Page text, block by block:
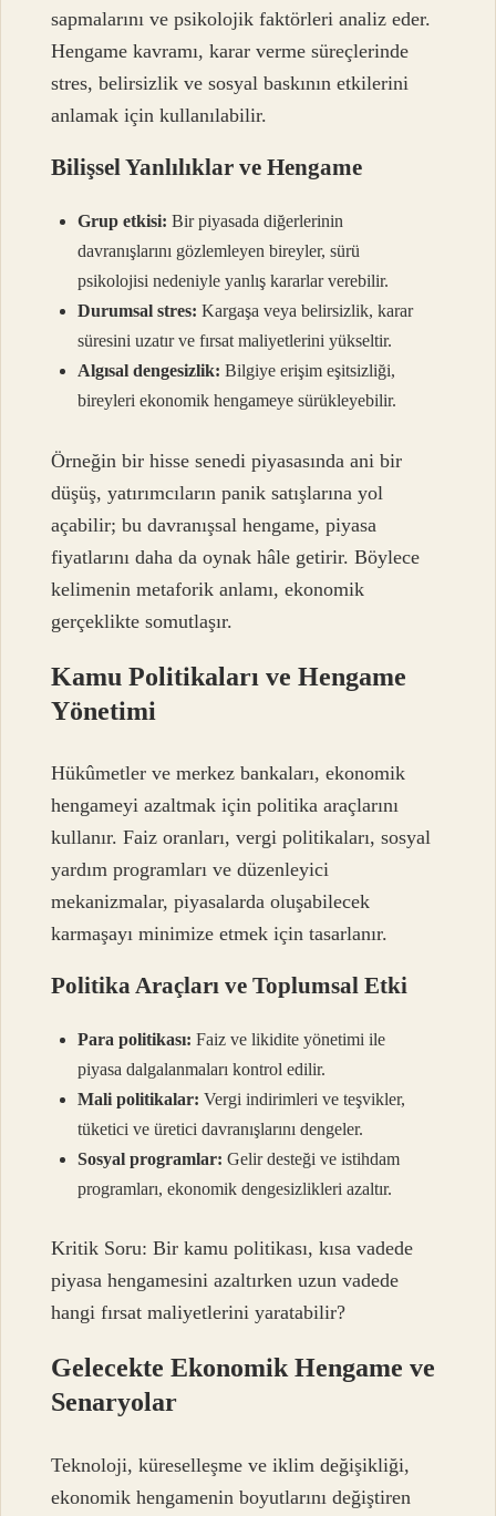
sapmalarını ve psikolojik faktörleri analiz eder.
Hengame kavramı, karar verme süreçlerinde
stres, belirsizlik ve sosyal baskının etkilerini
anlamak için kullanılabilir.
Bilişsel Yanlılıklar ve Hengame
Grup etkisi: Bir piyasada diğerlerinin
davranışlarını gözlemleyen bireyler, sürü
psikolojisi nedeniyle yanlış kararlar verebilir.
Durumsal stres: Kargaşa veya belirsizlik, karar
süresini uzatır ve fırsat maliyetlerini yükseltir.
Algısal dengesizlik: Bilgiye erişim eşitsizliği,
bireyleri ekonomik hengameye sürükleyebilir.
Örneğin bir hisse senedi piyasasında ani bir
düşüş, yatırımcıların panik satışlarına yol
açabilir; bu davranışsal hengame, piyasa
fiyatlarını daha da oynak hâle getirir. Böylece
kelimenin metaforik anlamı, ekonomik
gerçeklikte somutlaşır.
Kamu Politikaları ve Hengame
Yönetimi
Hükûmetler ve merkez bankaları, ekonomik
hengameyi azaltmak için politika araçlarını
kullanır. Faiz oranları, vergi politikaları, sosyal
yardım programları ve düzenleyici
mekanizmalar, piyasalarda oluşabilecek
karmaşayı minimize etmek için tasarlanır.
Politika Araçları ve Toplumsal Etki
Para politikası: Faiz ve likidite yönetimi ile
piyasa dalgalanmaları kontrol edilir.
Mali politikalar: Vergi indirimleri ve teşvikler,
tüketici ve üretici davranışlarını dengeler.
Sosyal programlar: Gelir desteği ve istihdam
programları, ekonomik dengesizlikleri azaltır.
Kritik Soru: Bir kamu politikası, kısa vadede
piyasa hengamesini azaltırken uzun vadede
hangi fırsat maliyetlerini yaratabilir?
Gelecekte Ekonomik Hengame ve
Senaryolar
Teknoloji, küreselleşme ve iklim değişikliği,
ekonomik hengamenin boyutlarını değiştiren